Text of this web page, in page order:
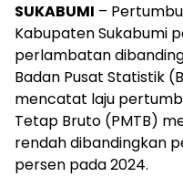
SUKABUMI –
Kabupaten Sukabumi
perlambatan
Badan Pusat Statistik
mencatat laju
Tetap Bruto (PMTB)
rendah dibandingkan
persen pada 2024.